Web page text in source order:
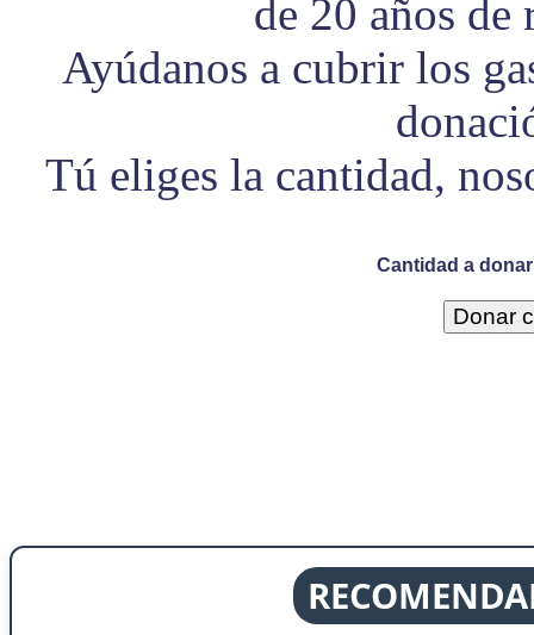
de 20 años
Ayúdanos a cubrir los
Tú eliges la cantidad,
Cantidad a